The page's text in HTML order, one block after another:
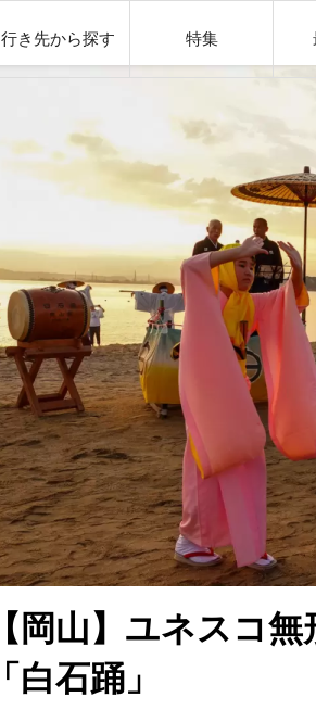
行き先から探す 特集
【岡山】ユネスコ
「白石踊」